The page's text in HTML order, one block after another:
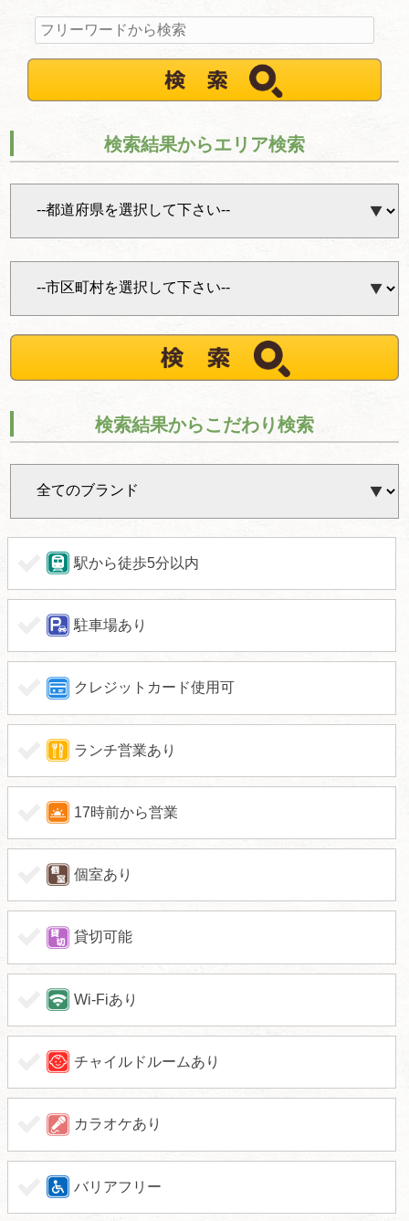
検索結果からエリア検索
検索結果からこだわり検索
駅から徒歩5分以内
駐車場あり
クレジットカード使用可
ランチ営業あり
17時前から営業
個室あり
貸切可能
Wi-Fiあり
チャイルドルームあり
カラオケあり
バリアフリー